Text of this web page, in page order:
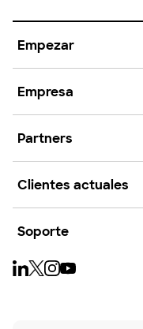
Empezar
Empresa
Partners
Clientes actuales
Soporte